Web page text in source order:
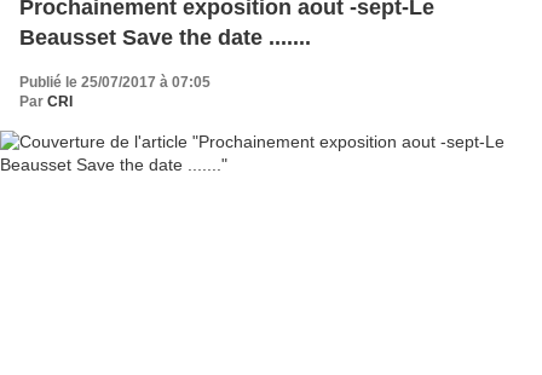
Prochainement exposition aout -sept-Le
Beausset Save the date .......
Publié le 25/07/2017 à 07:05
Par CRI